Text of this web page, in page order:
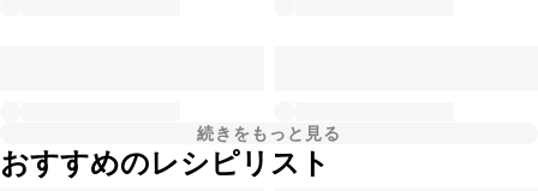
続きをもっと見る
おすすめのレシピリスト